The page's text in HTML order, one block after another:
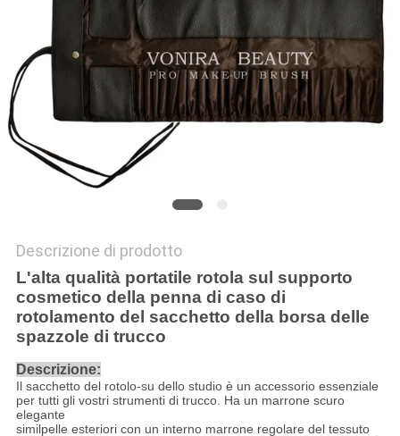
Descrizione di prodotto
L'alta qualità portatile rotola sul supporto
cosmetico della penna di caso di
rotolamento del sacchetto della borsa delle
spazzole di trucco
Descrizione:
Il sacchetto del rotolo-su dello studio è un accessorio essenziale
per tutti gli vostri strumenti di trucco. Ha un marrone scuro
elegante
similpelle esteriori con un interno marrone regolare del tessuto